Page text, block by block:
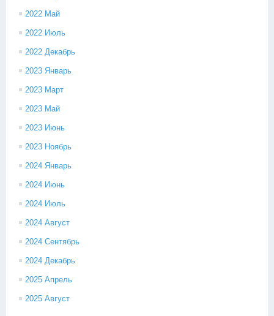
2022 Май
2022 Июль
2022 Декабрь
2023 Январь
2023 Март
2023 Май
2023 Июнь
2023 Ноябрь
2024 Январь
2024 Июнь
2024 Июль
2024 Август
2024 Сентябрь
2024 Декабрь
2025 Апрель
2025 Август